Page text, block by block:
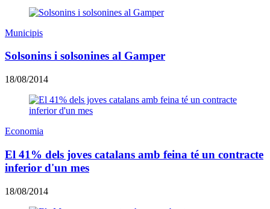
Municipis
Solsonins i solsonines al Gamper
18/08/2014
Economia
El 41% dels joves catalans amb feina té un contracte
inferior d'un mes
18/08/2014